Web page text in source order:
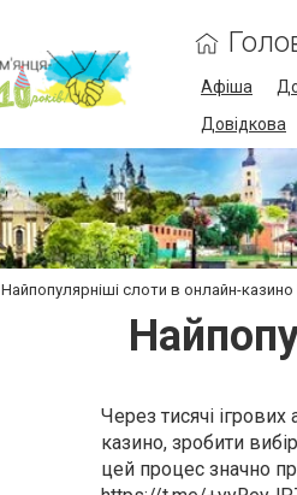
Афіша
Довідкова
Найпопулярніші слоти в онлайн-казино
Через тисячі
казино, зробити
цей процес значно